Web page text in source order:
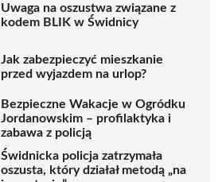
Uwaga na oszustwa związane z
kodem BLIK w Świdnicy
Jak zabezpieczyć mieszkanie
przed wyjazdem na urlop?
Bezpieczne Wakacje w Ogródku
Jordanowskim – profilaktyka i
zabawa z policją
Świdnicka policja zatrzymała
oszusta, który działał metodą „na